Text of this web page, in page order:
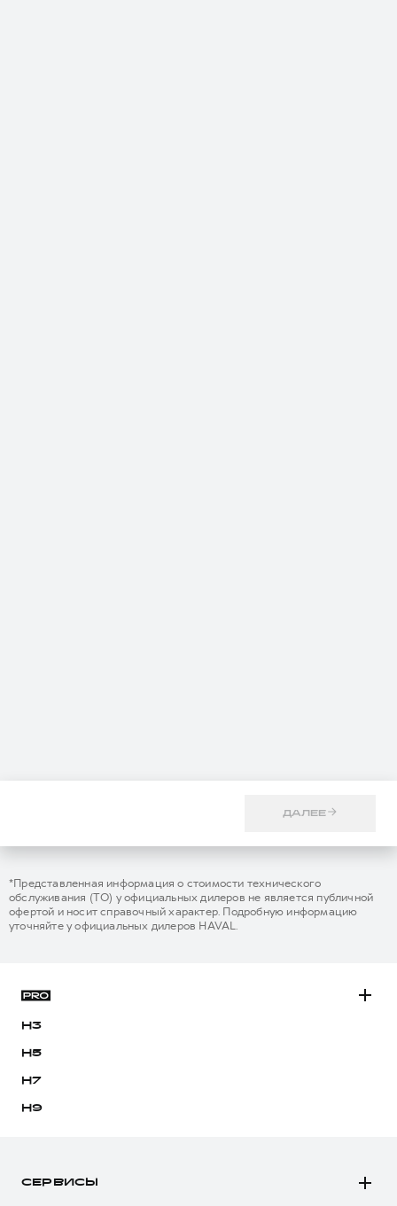
ДАЛЕЕ
*Представленная информация о стоимости технического
обслуживания (ТО) у официальных дилеров не является публичной
офертой и носит справочный характер. Подробную информацию
уточняйте у официальных дилеров HAVAL.
H3
H5
H7
H9
СЕРВИСЫ